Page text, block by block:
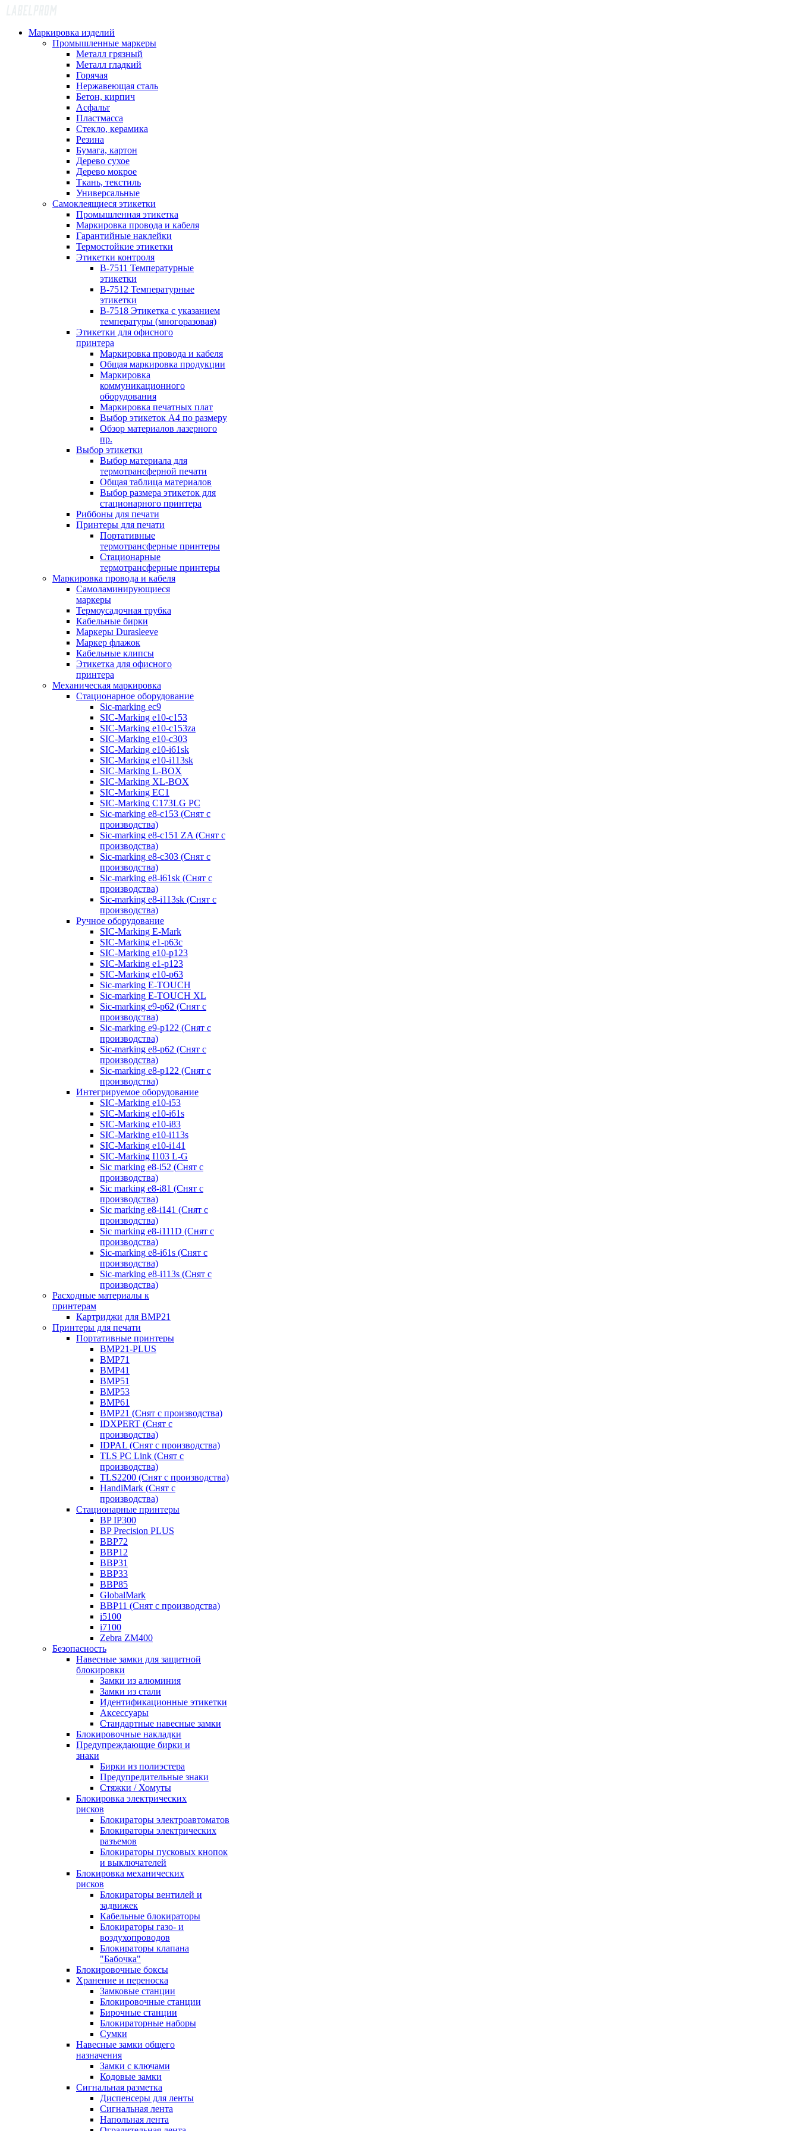
Маркировка изделий
Промышленные маркеры
Металл грязный
Металл гладкий
Горячая
Нержавеющая сталь
Бетон, кирпич
Асфальт
Пластмасса
Стекло, керамика
Резина
Бумага, картон
Дерево сухое
Дерево мокрое
Ткань, текстиль
Универсальные
Самоклеящиеся этикетки
Промышленная этикетка
Маркировка провода и кабеля
Гарантийные наклейки
Термостойкие этикетки
Этикетки контроля
B-7511 Температурные
этикетки
B-7512 Температурные
этикетки
B-7518 Этикетка с указанием
температуры (многоразовая)
Этикетки для офисного
принтера
Маркировка провода и кабеля
Общая маркировка продукции
Маркировка
коммуникационного
оборудования
Маркировка печатных плат
Выбор этикеток А4 по размеру
Обзор материалов лазерного
пр.
Выбор этикетки
Выбор материала для
термотрансферной печати
Общая таблица материалов
Выбор размера этикеток для
стационарного принтера
Риббоны для печати
Принтеры для печати
Портативные
термотрансферные принтеры
Стационарные
термотрансферные принтеры
Маркировка провода и кабеля
Самоламинирующиеся
маркеры
Термоусадочная трубка
Кабельные бирки
Маркеры Durasleeve
Маркер флажок
Кабельные клипсы
Этикетка для офисного
принтера
Механическая маркировка
Стационарное оборудование
Sic-marking ec9
SIC-Marking e10-c153
SIC-Marking e10-c153za
SIC-Marking e10-c303
SIC-Marking e10-i61sk
SIC-Marking e10-i113sk
SIC-Marking L-BOX
SIC-Marking XL-BOX
SIC-Marking EC1
SIC-Marking C173LG PC
Sic-marking e8-c153 (Снят с
производства)
Sic-marking e8-c151 ZA (Снят с
производства)
Sic-marking e8-c303 (Снят с
производства)
Sic-marking e8-i61sk (Снят с
производства)
Sic-marking e8-i113sk (Снят с
производства)
Ручное оборудование
SIC-Marking E-Mark
SIC-Marking e1-p63с
SIC-Marking e10-p123
SIC-Marking e1-p123
SIC-Marking e10-p63
Sic-marking E-TOUCH
Sic-marking E-TOUCH XL
Sic-marking e9-p62 (Снят с
производства)
Sic-marking e9-p122 (Снят с
производства)
Sic-marking e8-p62 (Снят с
производства)
Sic-marking e8-p122 (Снят с
производства)
Интегрируемое оборудование
SIC-Marking e10-i53
SIC-Marking e10-i61s
SIC-Marking e10-i83
SIC-Marking e10-i113s
SIC-Marking e10-i141
SIC-Marking I103 L-G
Sic marking e8-i52 (Снят с
производства)
Sic marking e8-i81 (Снят с
производства)
Sic marking e8-i141 (Снят с
производства)
Sic marking e8-i111D (Снят с
производства)
Sic-marking e8-i61s (Снят с
производства)
Sic-marking e8-i113s (Снят с
производства)
Расходные материалы к
принтерам
Картриджи для BMP21
Принтеры для печати
Портативные принтеры
BMP21-PLUS
BMP71
BMP41
BMP51
BMP53
BMP61
BMP21 (Снят с производства)
IDXPERT (Снят с
производства)
IDPAL (Снят с производства)
TLS PC Link (Снят с
производства)
TLS2200 (Снят с производства)
HandiMark (Снят с
производства)
Стационарные принтеры
BP IP300
BP Precision PLUS
BBP72
BBP12
BBP31
BBP33
BBP85
GlobalMark
BBP11 (Снят с производства)
i5100
i7100
Zebra ZM400
Безопасность
Навесные замки для защитной
блокировки
Замки из алюминия
Замки из стали
Идентификационные этикетки
Аксессуары
Стандартные навесные замки
Блокировочные накладки
Предупреждающие бирки и
знаки
Бирки из полиэстера
Предупредительные знаки
Стяжки / Хомуты
Блокировка электрических
рисков
Блокираторы электроавтоматов
Блокираторы электрических
разъемов
Блокираторы пусковых кнопок
и выключателей
Блокировка механических
рисков
Блокираторы вентилей и
задвижек
Кабельные блокираторы
Блокираторы газо- и
воздухопроводов
Блокираторы клапана
"Бабочка"
Блокировочные боксы
Хранение и переноска
Замковые станции
Блокировочные станции
Бирочные станции
Блокираторные наборы
Сумки
Навесные замки общего
назначения
Замки с ключами
Кодовые замки
Сигнальная разметка
Диспенсеры для ленты
Сигнальная лента
Напольная лента